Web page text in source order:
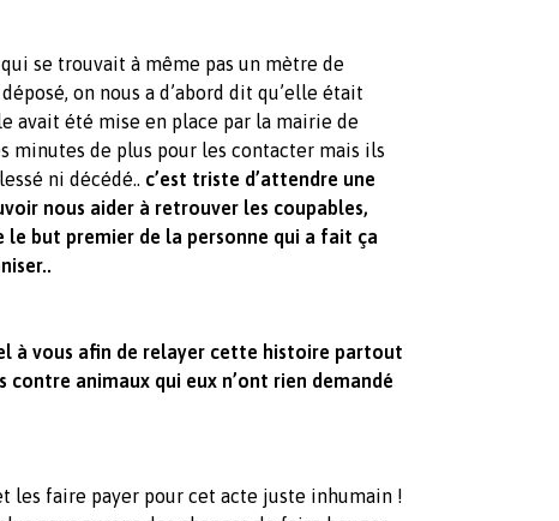
se trouvait à même pas un mètre de
on nous a d’abord dit qu’elle était
avait été mise en place par la mairie de
minutes de plus pour les contacter mais ils
ni décédé.. c’est triste d’attendre une
nous aider à retrouver les coupables,
but premier de la personne qui a fait ça
à vous afin de relayer cette histoire partout
animaux qui eux n’ont rien demandé
les faire payer pour cet acte juste inhumain !